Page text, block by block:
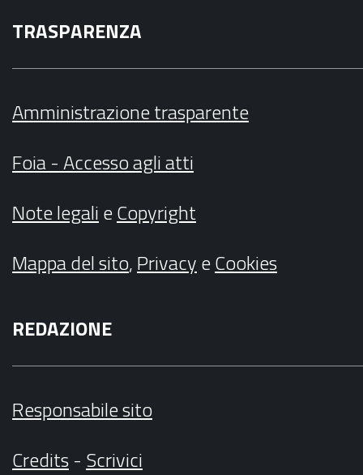
TRASPARENZA
Amministrazione trasparente
Foia - Accesso agli atti
Note legalieCopyright
Mappa del sito,PrivacyeCookies
REDAZIONE
Responsabile sito
Credits- Scrivici